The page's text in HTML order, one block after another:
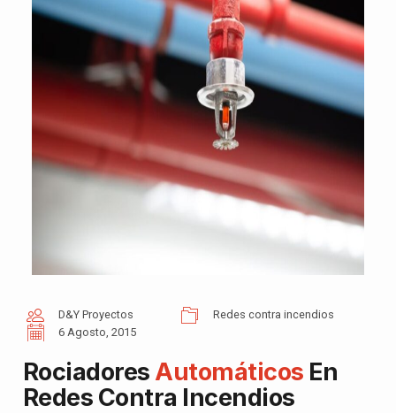
D&Y Proyectos
Redes contra incendios
6 Agosto, 2015
Rociadores Automáticos En
Redes Contra Incendios